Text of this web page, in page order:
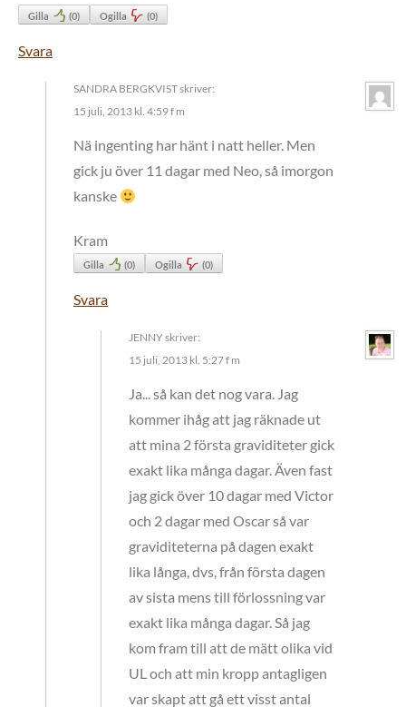
Gilla (0) Ogilla (0)
Svara
SANDRA BERGKVISTskriver:
15 juli, 2013 kl. 4:59 f m
Nä ingenting har hänt i natt heller. Men
gick ju över 11 dagar med Neo, så imorgon
kanske
Kram
Gilla (0) Ogilla (0)
Svara
JENNYskriver:
15 juli, 2013 kl. 5:27 f m
Ja... så kan det nog vara. Jag
kommer ihåg att jag räknade ut
att mina 2 första graviditeter gick
exakt lika många dagar. Även fast
jag gick över 10 dagar med Victor
och 2 dagar med Oscar så var
graviditeterna på dagen exakt
lika långa, dvs, från första dagen
av sista mens till förlossning var
exakt lika många dagar. Så jag
kom fram till att de mätt olika vid
UL och att min kropp antagligen
var skapt att gå ett visst antal